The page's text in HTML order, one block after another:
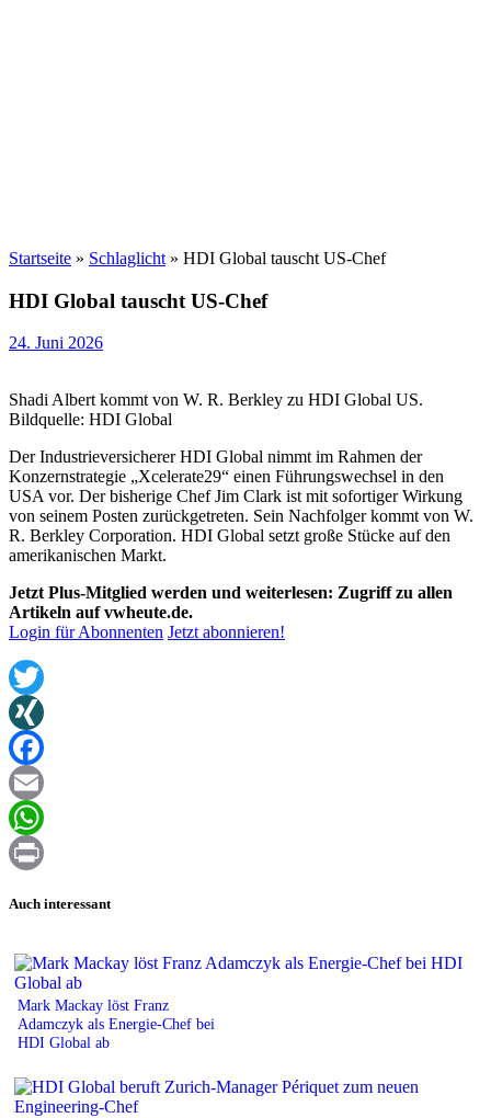
Startseite » Schlaglicht » HDI Global tauscht US-Chef
HDI Global tauscht US-Chef
24. Juni 2026
Shadi Albert kommt von W. R. Berkley zu HDI Global US.
Bildquelle: HDI Global
Der Industrieversicherer HDI Global nimmt im Rahmen der
Konzernstrategie „Xcelerate29“ einen Führungswechsel in den
USA vor. Der bisherige Chef Jim Clark ist mit sofortiger Wirkung
von seinem Posten zurückgetreten. Sein Nachfolger kommt von W.
R. Berkley Corporation. HDI Global setzt große Stücke auf den
amerikanischen Markt.
Jetzt Plus-Mitglied werden und weiterlesen: Zugriff zu allen
Artikeln auf vwheute.de.
Login für Abonnenten Jetzt abonnieren!
Twitter
XING
Facebook
Email
WhatsApp
Auch interessant
Mark Mackay löst Franz
Adamczyk als Energie-Chef bei
HDI Global ab